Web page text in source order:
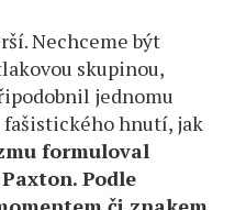
Nechceme být
skupinou,
jednomu
hnutí, jak
formuloval
Podle